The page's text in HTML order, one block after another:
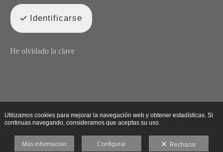
Identificarse
He olvidado la clave
Utilizamos cookies para mejorar la navegación web y obtener estadísticas. Si
continuas navegando, consideramos que aceptas su uso.
Más información Configurar Rechazar